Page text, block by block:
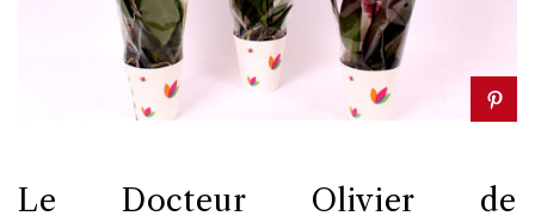
Le Docteur Olivier de